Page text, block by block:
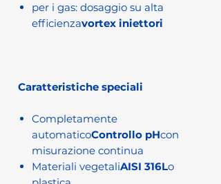
per i gas: dosaggio su alta
efficienzavortex iniettori
Caratteristiche speciali
Completamente
automaticoControllo pHcon
misurazione continua
Materiali vegetaliAISI 316Lo